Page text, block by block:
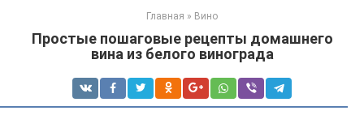
Главная » Вино
Простые пошаговые рецепты домашнего
вина из белого винограда